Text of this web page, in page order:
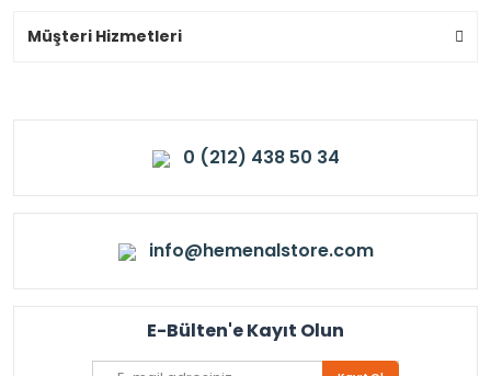
Müşteri Hizmetleri
0 (212) 438 50 34
info@hemenalstore.com
E-Bülten'e Kayıt Olun